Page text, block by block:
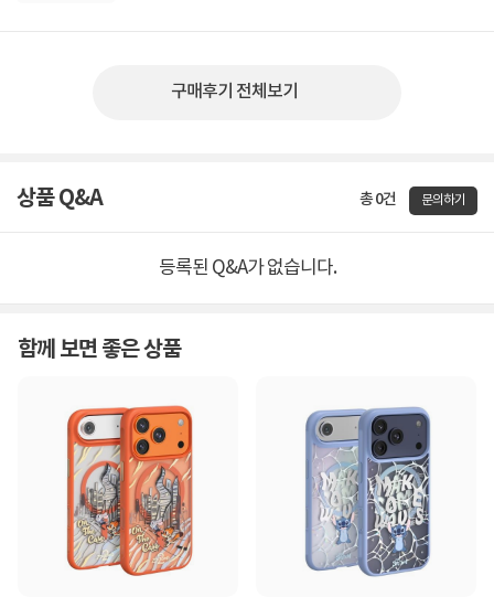
구매후기 전체보기
상품 Q&A 총 0건 문의하기
등록된 Q&A가 없습니다.
함께 보면 좋은 상품